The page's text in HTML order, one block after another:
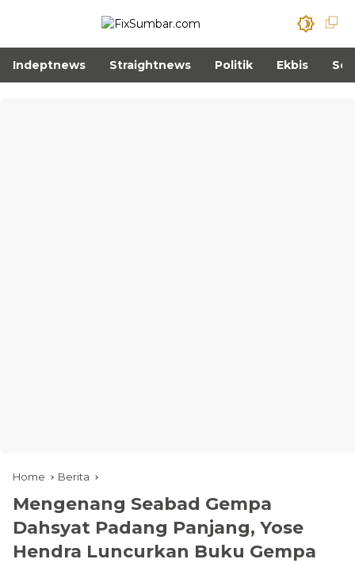
Indeptnews Straightnews Politik Ekbis
Home Berita
Mengenang Seabad Gempa
Dahsyat Padang Panjang, Yose
Hendra Luncurkan Buku Gempa